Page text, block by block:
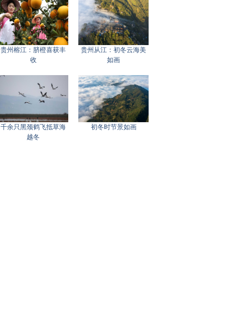
贵州榕江：脐橙喜获丰
收
贵州从江：初冬云海美
如画
千余只黑颈鹤飞抵草海
越冬
初冬时节景如画